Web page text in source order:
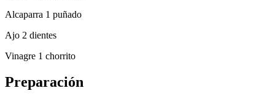
Alcaparra 1 puñado
Ajo 2 dientes
Vinagre 1 chorrito
Preparación